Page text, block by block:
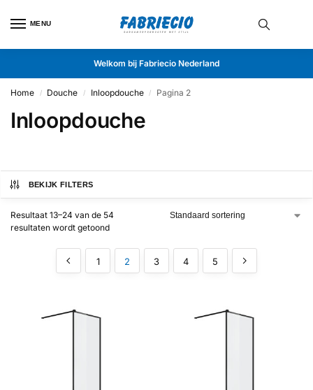
MENU
Welkom bij Fabriecio Nederland
Home / Douche / Inloopdouche / Pagina 2
Inloopdouche
BEKIJK FILTERS
Resultaat 13–24 van de 54
resultaten wordt getoond
1 2 3 4 5